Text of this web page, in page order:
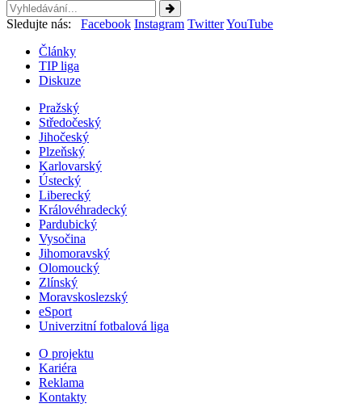
Sledujte nás: Facebook Instagram TwitterYouTube
Články
TIP liga
Diskuze
Pražský
Středočeský
Jihočeský
Plzeňský
Karlovarský
Ústecký
Liberecký
Královéhradecký
Pardubický
Vysočina
Jihomoravský
Olomoucký
Zlínský
Moravskoslezský
eSport
Univerzitní fotbalová liga
O projektu
Kariéra
Reklama
Kontakty